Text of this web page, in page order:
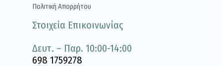
Πολιτική Απορρήτου
Στοιχεία Επικοινωνίας
Δευτ. – Παρ. 10:00-14:00
698 1759278